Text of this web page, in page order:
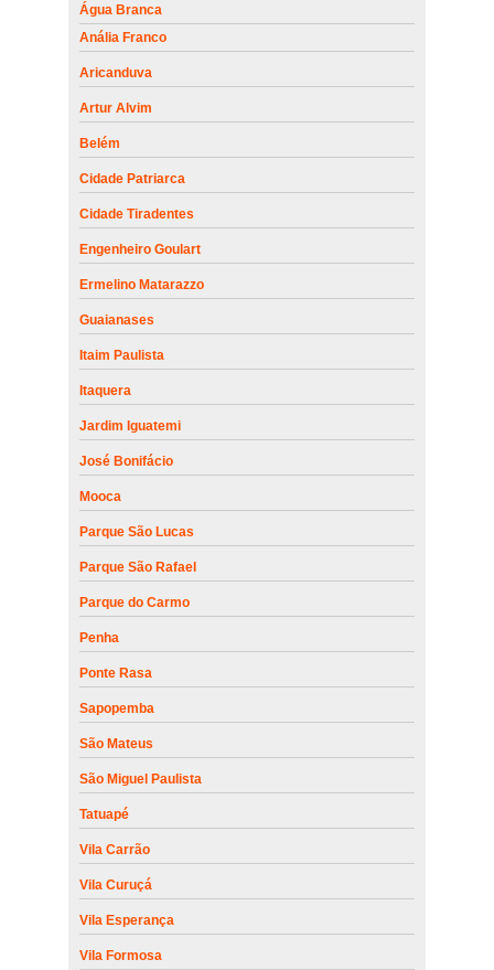
Água Branca
Anália Franco
Aricanduva
Artur Alvim
Belém
Cidade Patriarca
Cidade Tiradentes
Engenheiro Goulart
Ermelino Matarazzo
Guaianases
Itaim Paulista
Itaquera
Jardim Iguatemi
José Bonifácio
Mooca
Parque São Lucas
Parque São Rafael
Parque do Carmo
Penha
Ponte Rasa
Sapopemba
São Mateus
São Miguel Paulista
Tatuapé
Vila Carrão
Vila Curuçá
Vila Esperança
Vila Formosa